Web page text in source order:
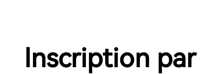
Inscription par